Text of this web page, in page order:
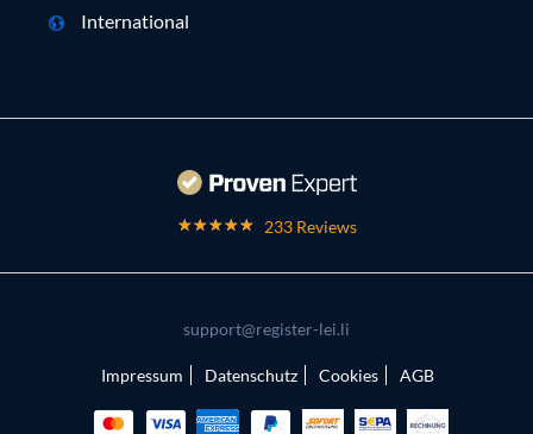
International
233 Reviews
support@register-lei.li
Impressum Datenschutz Cookies AGB